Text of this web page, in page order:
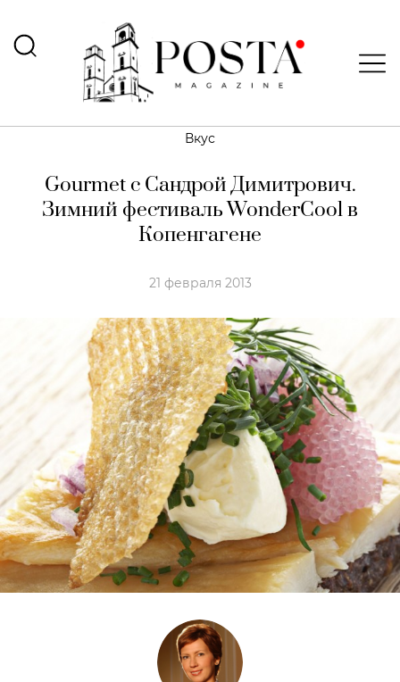
Вкус
Gourmet с Сандрой Димитрович.
Зимний фестиваль WonderCool в
Копенгагене
21 февраля 2013